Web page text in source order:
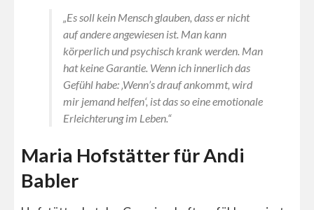
„Es soll kein Mensch glauben, dass er nicht
auf andere angewiesen ist. Man kann
körperlich und psychisch krank werden. Man
hat keine Garantie. Wenn ich innerlich das
Gefühl habe: ‚Wenn’s drauf ankommt, wird
mir jemand helfen‘, ist das so eine emotionale
Erleichterung im Leben.“
Maria Hofstätter für Andi
Babler